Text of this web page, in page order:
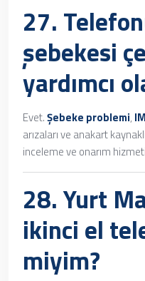
27.
şebekesi
yardımcı
Evet.Şebeke problemi,
arızaları ve anakart
inceleme ve onarım
28. Yurt
ikinci el
miyim?